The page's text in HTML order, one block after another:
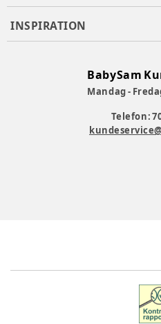
INSPIRATION
BabySam
Mandag -
Telefon: